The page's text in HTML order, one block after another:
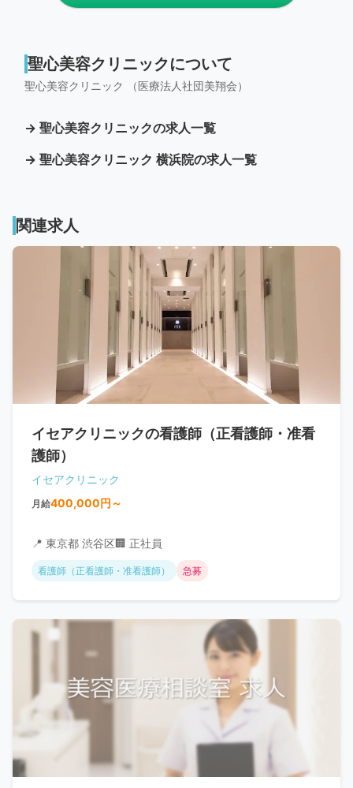
聖心美容クリニックについて
聖心美容クリニック （医療法人社団美翔会）
→ 聖心美容クリニックの求人一覧
→ 聖心美容クリニック 横浜院の求人一覧
関連求人
イセアクリニックの看護師（正看護師・准看
護師）
イセアクリニック
月給400,000円～
📍 東京都 渋谷区🏢 正社員
看護師（正看護師・准看護師） 急募